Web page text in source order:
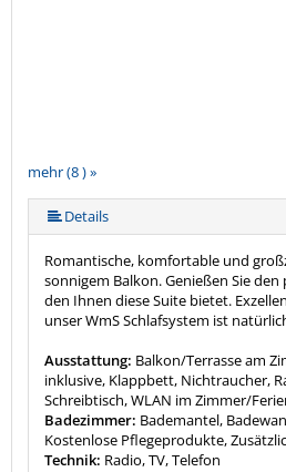
mehr (8 ) »
mehr (8 ) »
mehr (8 ) »
mehr (8 ) »
mehr (8 ) »
Details
Romantische, komfortable und
sonnigem Balkon. Genießen Sie
den Ihnen diese Suite bietet.
unser WmS Schlafsystem ist
Ausstattung: Balkon/Terrasse am
inklusive, Klappbett, Nichtraucher,
Schreibtisch, WLAN im Zimmer/
Badezimmer: Bademantel,
Kostenlose Pflegeprodukte,
Technik: Radio, TV, Telefon